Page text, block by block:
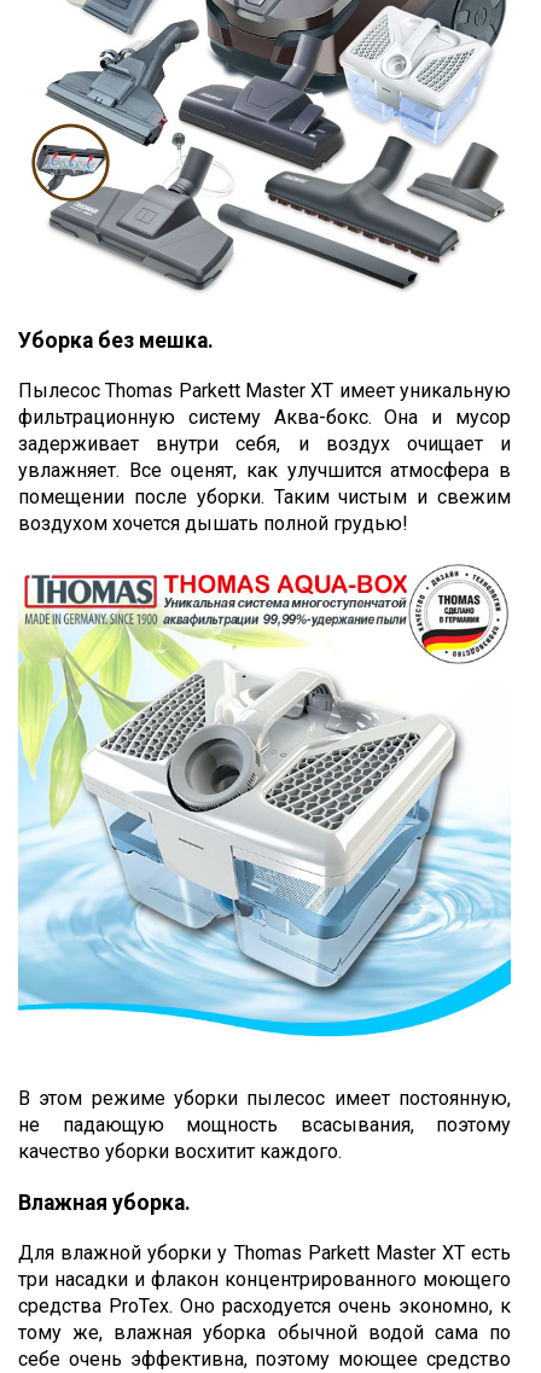
Уборка без мешка.
Пылесос Thomas Parkett Master XT имеет уникальную
фильтрационную систему Аква-бокс. Она и мусор
задерживает внутри себя, и воздух очищает и
увлажняет. Все оценят, как улучшится атмосфера в
помещении после уборки. Таким чистым и свежим
воздухом хочется дышать полной грудью!
В этом режиме уборки пылесос имеет постоянную,
не падающую мощность всасывания, поэтому
качество уборки восхитит каждого.
Влажная уборка.
Для влажной уборки у Thomas Parkett Master XT есть
три насадки и флакон концентрированного моющего
средства ProTex. Оно расходуется очень экономно, к
тому же, влажная уборка обычной водой сама по
себе очень эффективна, поэтому моющее средство